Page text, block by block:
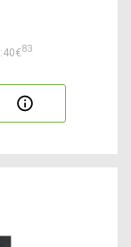
83